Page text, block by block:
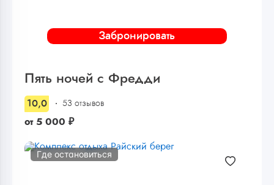
Забронировать
Пять ночей с Фредди
10,0 53 отзывов
от 5 000 ₽
Где остановиться